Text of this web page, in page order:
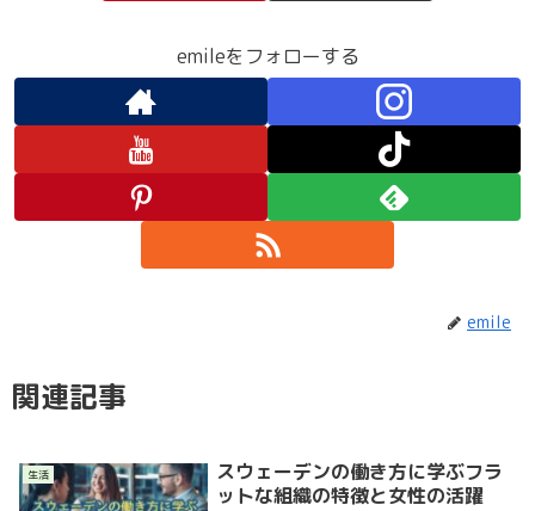
emileをフォローする
emile
関連記事
生活
スウェーデンの働き方に学ぶフラ
ットな組織の特徴と女性の活躍